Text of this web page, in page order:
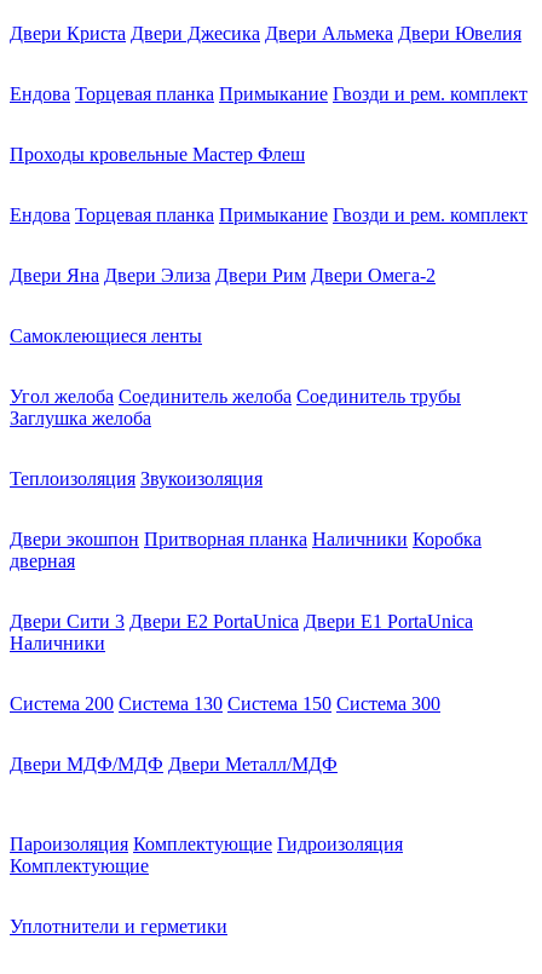
Двери Криста Двери Джесика Двери Альмека Двери Ювелия
Ендова Торцевая планка Примыкание Гвозди и рем. комплект
Проходы кровельные Мастер Флеш
Ендова Торцевая планка Примыкание Гвозди и рем. комплект
Двери Яна Двери Элиза Двери Рим Двери Омега-2
Самоклеющиеся ленты
Угол желоба Соединитель желоба Соединитель трубы
Заглушка желоба
Теплоизоляция Звукоизоляция
Двери экошпон Притворная планка Наличники Коробка
дверная
Двери Сити 3 Двери E2 PortaUnica Двери E1 PortaUnica
Наличники
Система 200 Система 130 Система 150 Система 300
Двери МДФ/МДФ Двери Металл/МДФ
Пароизоляция Комплектующие Гидроизоляция
Комплектующие
Уплотнители и герметики